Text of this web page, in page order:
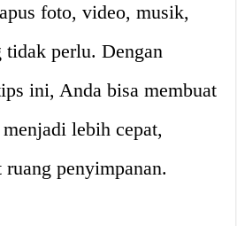
foto, video, musik,
perlu. Dengan
ini, Anda bisa membuat
lebih cepat,
penyimpanan.